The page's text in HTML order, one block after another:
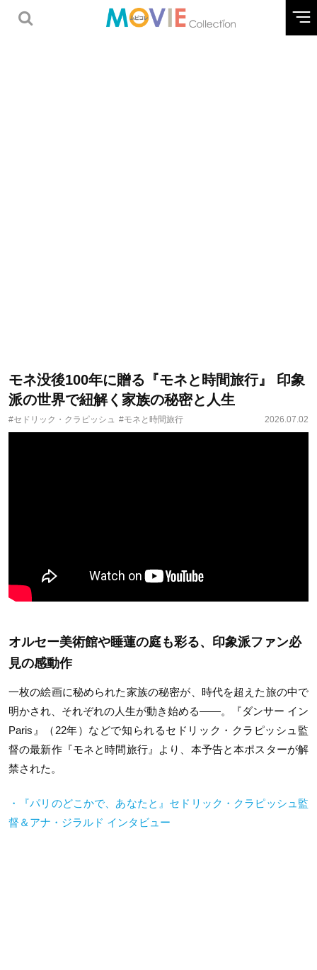
モネ没後100年に贈る『モネと時間旅行』 印象
派の世界で紐解く家族の秘密と人生
#セドリック・クラピッシュ #モネと時間旅行 2026.07.02
オルセー美術館や睡蓮の庭も彩る、印象派ファン必
見の感動作
一枚の絵画に秘められた家族の秘密が、時代を超えた旅の中で
明かされ、それぞれの人生が動き始める——。『ダンサー イン
Paris』（22年）などで知られるセドリック・クラピッシュ監
督の最新作『モネと時間旅行』より、本予告と本ポスターが解
禁された。
・『パリのどこかで、あなたと』セドリック・クラピッシュ監
督＆アナ・ジラルド インタビュー